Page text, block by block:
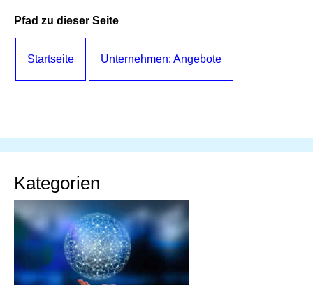
Pfad zu dieser Seite
Startseite Unternehmen: Angebote
Kategorien